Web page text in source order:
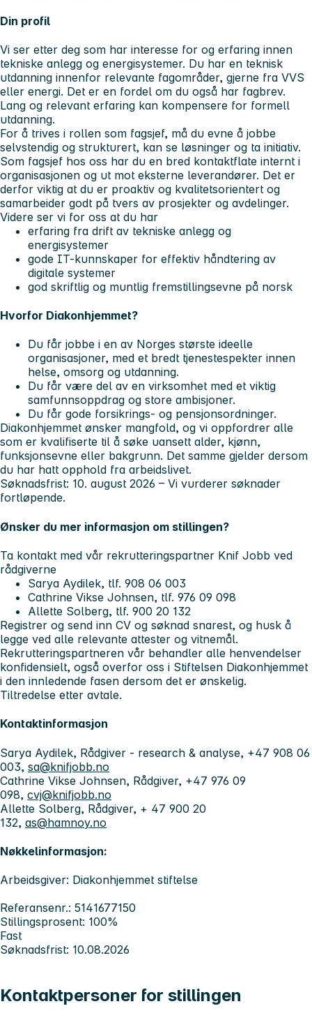
Din profil
Vi ser etter deg som har interesse for og erfaring innen
tekniske anlegg og energisystemer. Du har en teknisk
utdanning innenfor relevante fagområder, gjerne fra VVS
eller energi. Det er en fordel om du også har fagbrev.
Lang og relevant erfaring kan kompensere for formell
utdanning.
For å trives i rollen som fagsjef, må du evne å jobbe
selvstendig og strukturert, kan se løsninger og ta initiativ.
Som fagsjef hos oss har du en bred kontaktflate internt i
organisasjonen og ut mot eksterne leverandører. Det er
derfor viktig at du er proaktiv og kvalitetsorientert og
samarbeider godt på tvers av prosjekter og avdelinger.
Videre ser vi for oss at du har
erfaring fra drift av tekniske anlegg og
energisystemer
gode IT-kunnskaper for effektiv håndtering av
digitale systemer
god skriftlig og muntlig fremstillingsevne på norsk
Hvorfor Diakonhjemmet?
Du får jobbe i en av Norges største ideelle
organisasjoner, med et bredt tjenestespekter innen
helse, omsorg og utdanning.
Du får være del av en virksomhet med et viktig
samfunnsoppdrag og store ambisjoner.
Du får gode forsikrings- og pensjonsordninger.
Diakonhjemmet ønsker mangfold, og vi oppfordrer alle
som er kvalifiserte til å søke uansett alder, kjønn,
funksjonsevne eller bakgrunn. Det samme gjelder dersom
du har hatt opphold fra arbeidslivet.
Søknadsfrist: 10. august 2026 – Vi vurderer søknader
fortløpende.
Ønsker du mer informasjon om stillingen?
Ta kontakt med vår rekrutteringspartner Knif Jobb ved
rådgiverne
Sarya Aydilek, tlf. 908 06 003
Cathrine Vikse Johnsen, tlf. 976 09 098
Allette Solberg, tlf. 900 20 132
Registrer og send inn CV og søknad snarest, og husk å
legge ved alle relevante attester og vitnemål.
Rekrutteringspartneren vår behandler alle henvendelser
konfidensielt, også overfor oss i Stiftelsen Diakonhjemmet
i den innledende fasen dersom det er ønskelig.
Tiltredelse etter avtale.
Kontaktinformasjon
Sarya Aydilek, Rådgiver - research & analyse, +47 908 06
003, sa@knifjobb.no
Cathrine Vikse Johnsen, Rådgiver, +47 976 09
098, cvj@knifjobb.no
Allette Solberg, Rådgiver, + 47 900 20
132, as@hamnoy.no
Nøkkelinformasjon:
Arbeidsgiver: Diakonhjemmet stiftelse
Referansenr.: 5141677150
Stillingsprosent: 100%
Fast
Søknadsfrist: 10.08.2026
Kontaktpersoner for stillingen